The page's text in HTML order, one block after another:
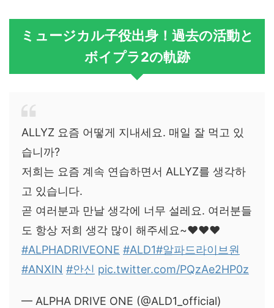
ミュージカル子役出身！過去の活動と
ボイプラ2の軌跡
ALLYZ 요즘 어떻게 지내세요. 매일 잘 먹고 있
습니까?
저희는 요즘 계속 연습하면서 ALLYZ를 생각하
고 있습니다.
곧 여러분과 만날 생각에 너무 설레요. 여러분들
도 항상 저희 생각 많이 해주세요~❤️❤️❤️
#ALPHADRIVEONE #ALD1#알파드라이브원
#ANXIN #안신 pic.twitter.com/PQzAe2HP0z
— ALPHA DRIVE ONE (@ALD1_official)